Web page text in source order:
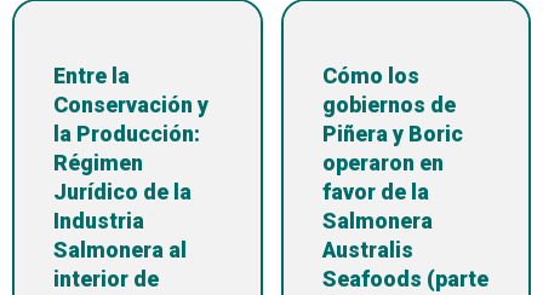
Entre la
Conservación y
la Producción:
Régimen
Jurídico de la
Industria
Salmonera al
interior de
Cómo los
gobiernos de
Piñera y Boric
operaron en
favor de la
Salmonera
Australis
Seafoods (parte